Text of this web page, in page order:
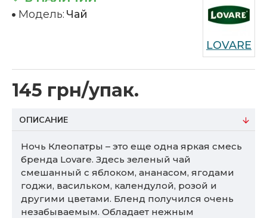
145 грн/упак.
Модель: Чай
LOVARE
ОПИСАНИЕ
Ночь Клеопатры – это еще одна яркая смесь
бренда Lovare. Здесь зеленый чай
смешанный с яблоком, ананасом, ягодами
годжи, васильком, календулой, розой и
другими цветами. Бленд получился очень
незабываемым. Обладает нежным